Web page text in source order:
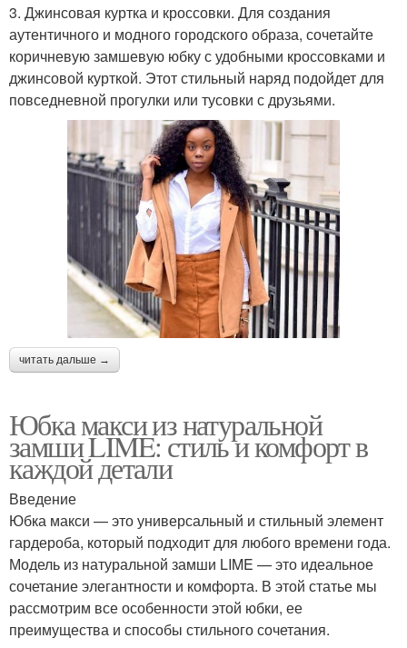
3. Джинсовая куртка и кроссовки. Для создания
аутентичного и модного городского образа, сочетайте
коричневую замшевую юбку с удобными кроссовками и
джинсовой курткой. Этот стильный наряд подойдет для
повседневной прогулки или тусовки с друзьями.
читать дальше →
Юбка макси из натуральной
замши LIME: стиль и комфорт в
каждой детали
Введение
Юбка макси — это универсальный и стильный элемент
гардероба, который подходит для любого времени года.
Модель из натуральной замши LIME — это идеальное
сочетание элегантности и комфорта. В этой статье мы
рассмотрим все особенности этой юбки, ее
преимущества и способы стильного сочетания.